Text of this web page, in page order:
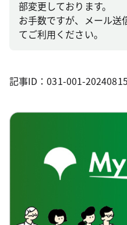
部変更しております。
お手数ですが、メール送
てご利用ください。
記事ID：031-001-